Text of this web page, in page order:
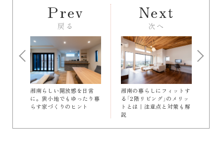
Prev
戻る
湘南らしい開放感を日常
に。狭小地でもゆったり暮
らす家づくりのヒント
湘南の暮らしにフィットす
る「2階リビング」のメリッ
トとは｜注意点と対策も解
説
Next
次へ